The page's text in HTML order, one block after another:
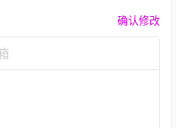
确认修改